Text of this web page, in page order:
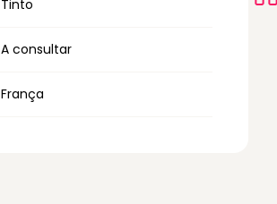
Tinto
A consultar
França